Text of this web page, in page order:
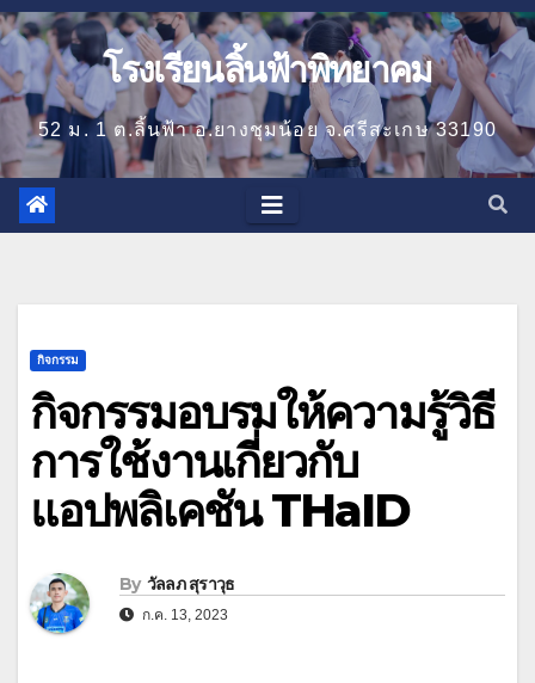
โรงเรียนลิ้นฟ้าพิทยาคม
52 ม. 1 ต.ลิ้นฟ้า อ.ยางชุมน้อย จ.ศรีสะเกษ 33190
กิจกรรม
กิจกรรมอบรมให้ความรู้วิธี
การใช้งานเกี่ยวกับ
แอปพลิเคชัน THaID
By วัลลภ สุราวุธ
ก.ค. 13, 2023